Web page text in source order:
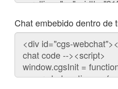
Chat embebido dentro de
Código
para
embeber
chat